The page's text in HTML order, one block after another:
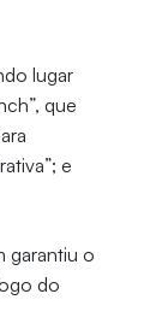
lugar
que
e
garantiu o
do